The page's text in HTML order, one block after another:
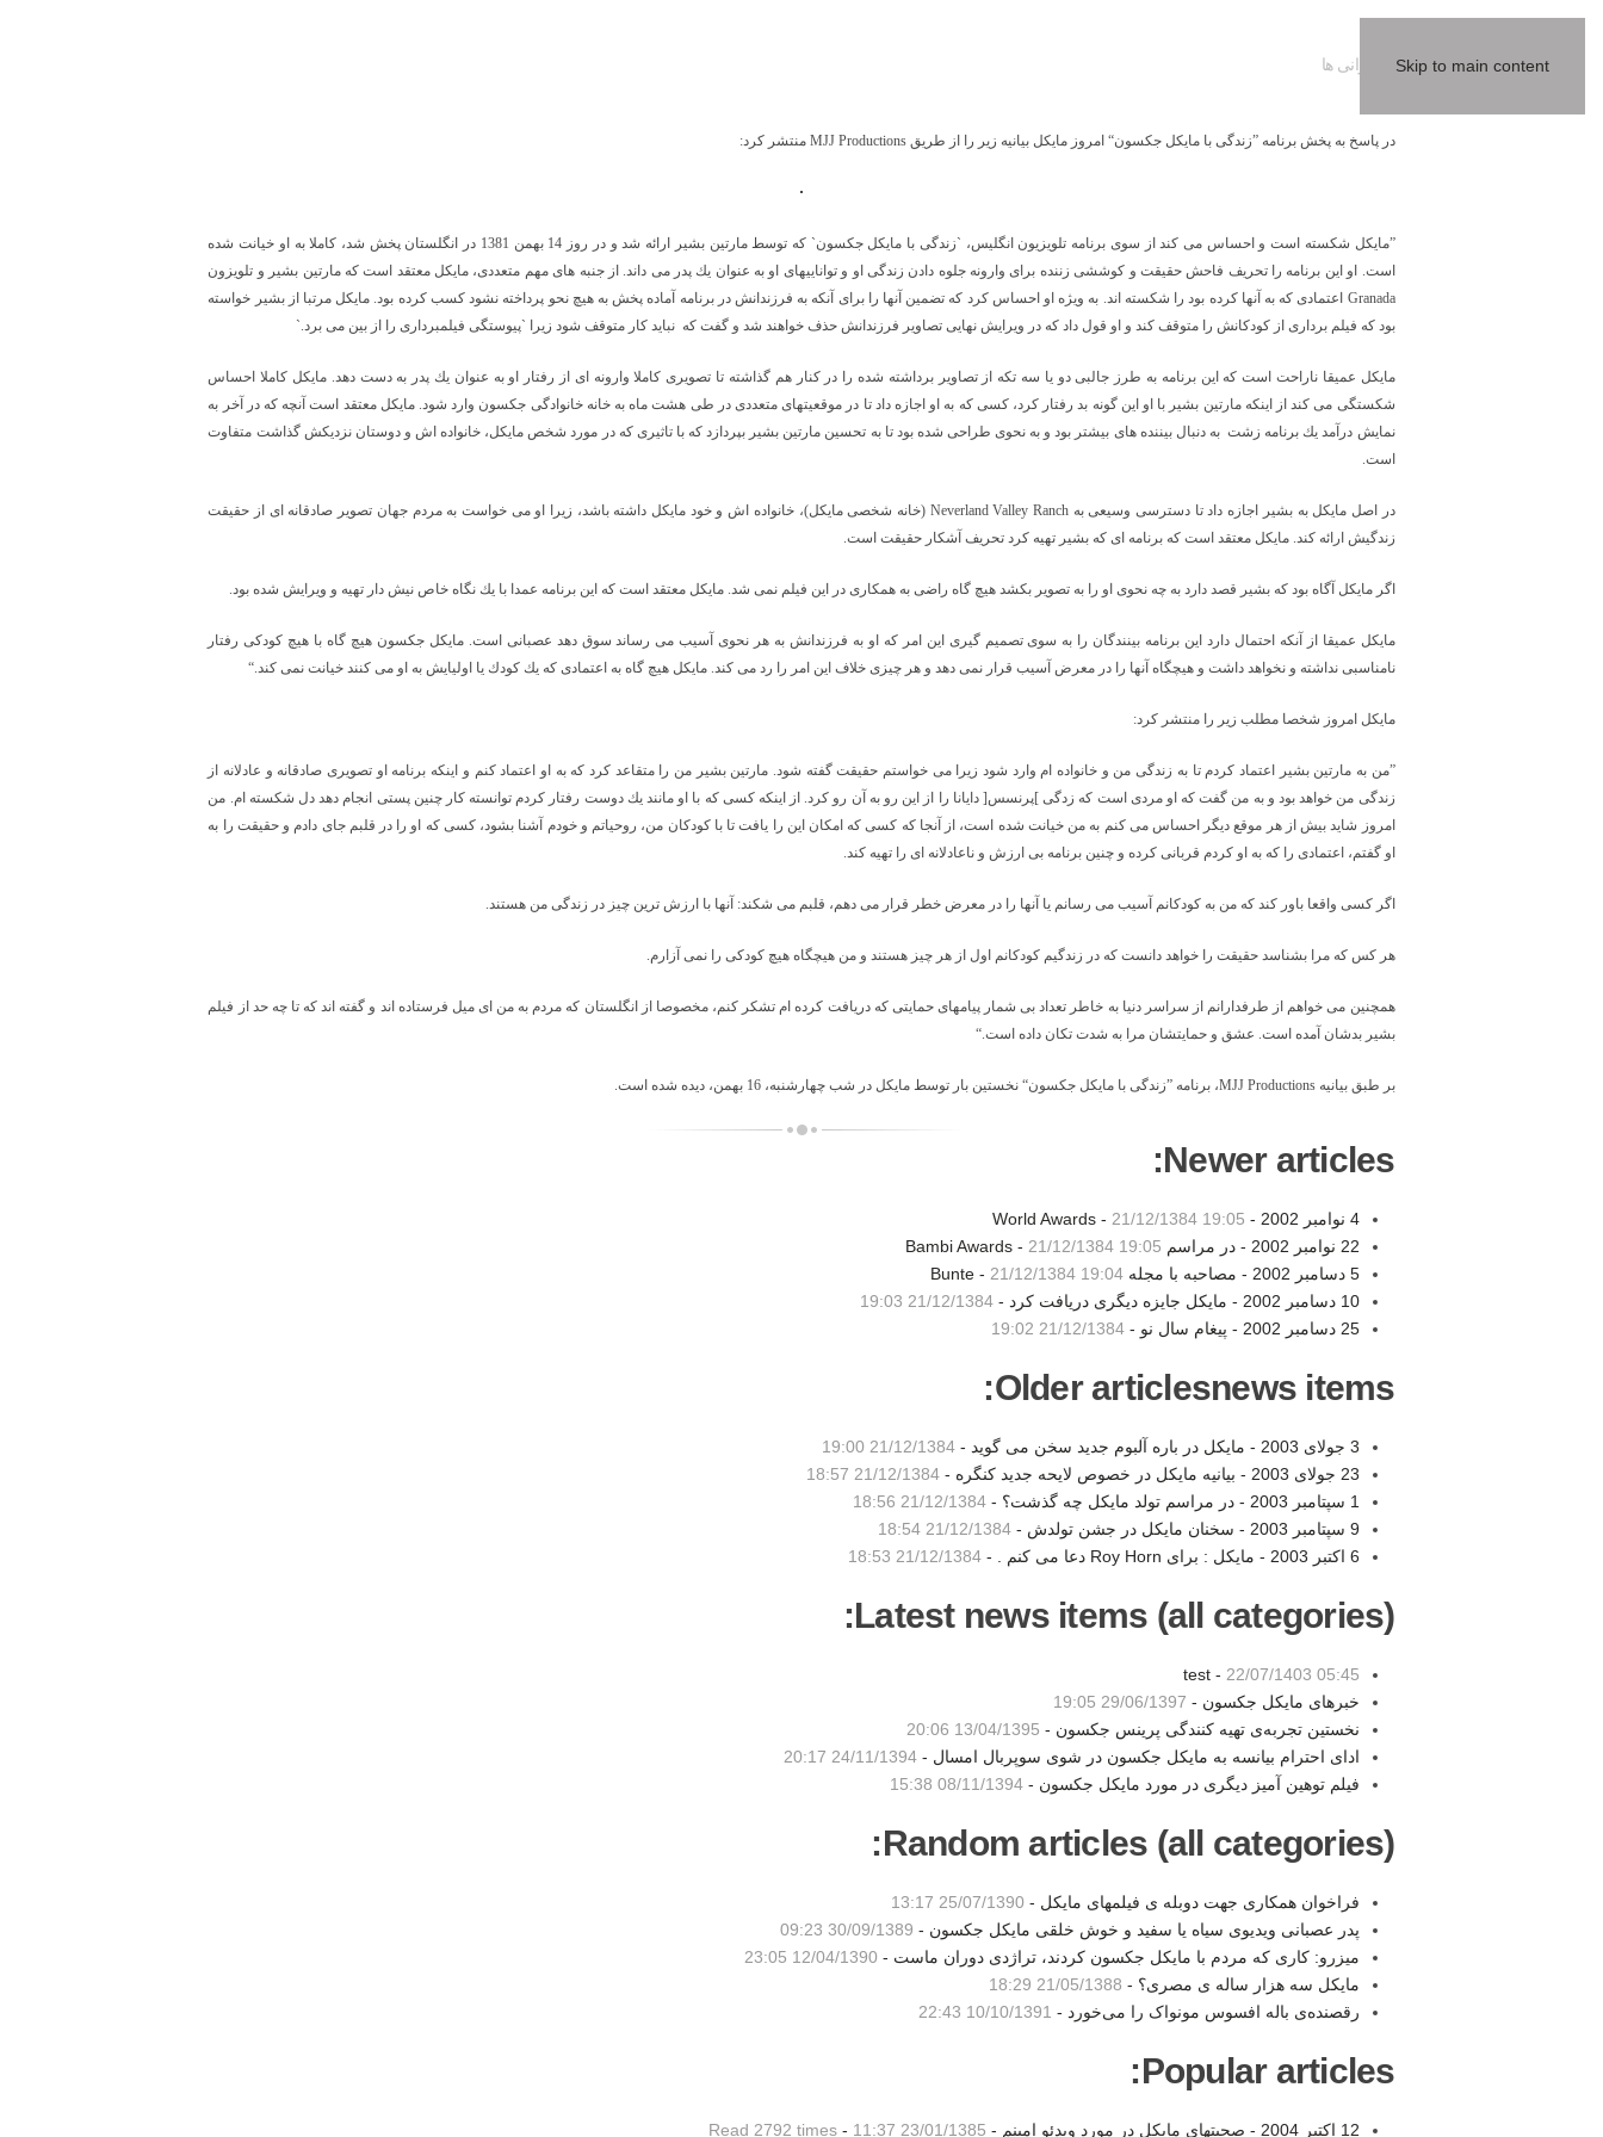
Skip to main content سخنرانی ها
در پاسخ به پخش برنامه ”زندگی با مايكل جكسون“ امروز مايكل بيانيه زير را از طريقMJJ Productions منتشر كرد:
”مايكل شكسته است و احساس می كند از سوی برنامه تلويزيون انگليس، `زندگی با مايكل جكسون`
كه توسط مارتين بشير ارائه شد و در روز 14 بهمن 1381 در انگلستان پخش شد، كاملا به او خيانت شده
است. او اين برنامه را تحريف فاحش حقيقت و كوششی زننده برای وارونه جلوه دادن زندگی او و تواناييهای او به عنوان يك پدر می داند. از جنبه های مهم متعددی، مايكل معتقد است كه مارتين بشير و تلويزون
Granada اعتمادی كه به آنها كرده بود را شكسته اند. به ويژه او احساس كرد كه تضمين آنها را برای آنكه به فرزندانش در برنامه آماده پخش به هيچ نحو پرداخته نشود كسب كرده بود. مايكل مرتبا از بشير خواسته
بود كه فيلم برداری از كودكانش را متوقف كند و او قول داد كه در ويرايش نهايی تصاوير فرزندانش حذف خواهند شد و گفت كه نبايد كار متوقف شود زيرا `پيوستگی فيلمبرداری را از بين می برد.`
مايكل عميقا ناراحت است كه اين برنامه به طرز جالبی دو يا سه تكه از تصاوير برداشته شده را در كنار هم گذاشته تا تصويری كاملا وارونه ای از رفتار او به عنوان يك پدر به دست دهد. مايكل كاملا احساس
شكستگی می كند از اينكه مارتين بشير با او اين گونه بد رفتار كرد، كسی كه به او اجازه داد تا در موقعيتهای متعددی در طی هشت ماه به خانه خانوادگی جكسون وارد شود. مايكل معتقد است آنچه كه در آخر به
نمايش درآمد يك برنامه زشت به دنبال بيننده های بيشتر بود و به نحوی طراحی شده بود تا به تحسين مارتين بشير بپردازد كه با تاثيری كه در مورد شخص مايكل، خانواده اش و دوستان نزديكش گذاشت متفاوت
است.
در اصل مايكل به بشير اجازه داد تا دسترسی وسيعی به Neverland Valley Ranch (خانه شخصی مايكل)، خانواده اش و خود مايكل داشته باشد، زيرا او می خواست به مردم جهان تصوير صادقانه ای از حقيقت
زندگيش ارائه كند. مايكل معتقد است كه برنامه ای كه بشير تهيه كرد تحريف آشكار حقيقت است.
اگر مايكل آگاه بود كه بشير قصد دارد به چه نحوی او را به تصوير بكشد هيچ گاه راضی به همكاری در اين فيلم نمی شد. مايكل معتقد است كه اين برنامه عمدا با يك نگاه خاص نيش دار تهيه و ويرايش شده بود.
مايكل عميقا از آنكه احتمال دارد اين برنامه بينندگان را به سوی تصميم گيری اين امر كه او به فرزندانش به هر نحوی آسيب می رساند سوق دهد عصبانی است. مايكل جكسون هيچ گاه با هيچ كودكی رفتار
نامناسبی نداشته و نخواهد داشت و هيچگاه آنها را در معرض آسيب قرار نمی دهد و هر چيزی خلاف اين امر را رد می كند. مايكل هيچ گاه به اعتمادی كه يك كودك يا اوليايش به او می كنند خيانت نمی كند.“
مايكل امروز شخصا مطلب زير را منتشر كرد:
”من به مارتين بشير اعتماد كردم تا به زندگی من و خانواده ام وارد شود زيرا می خواستم حقيقت گفته شود. مارتين بشير من را متقاعد كرد كه به او اعتماد كنم و اينكه برنامه او تصويری صادقانه و عادلانه از
زندگی من خواهد بود و به من گفت كه او مردی است كه زدگی ]پرنسس[ دايانا را از اين رو به آن رو كرد. از اينكه كسی كه با او مانند يك دوست رفتار كردم توانسته كار چنين پستی انجام دهد دل شكسته ام. من
امروز شايد بيش از هر موقع ديگر احساس می كنم به من خيانت شده است، از آنجا كه كسی كه امكان اين را يافت تا با كودكان من، روحياتم و خودم آشنا بشود، كسی كه او را در قلبم جای دادم و حقيقت را به
او گفتم، اعتمادی را كه به او كردم قربانی كرده و چنين برنامه بی ارزش و ناعادلانه ای را تهيه كند.
اگر كسی واقعا باور كند كه من به كودكانم آسيب می رسانم يا آنها را در معرض خطر قرار می دهم، قلبم می شكند: آنها با ارزش ترين چيز در زندگی من هستند.
هر كس كه مرا بشناسد حقيقت را خواهد دانست كه در زندگيم كودكانم اول از هر چيز هستند و من هيچگاه هيچ كودكی را نمی آزارم.
همچنين می خواهم از طرفدارانم از سراسر دنيا به خاطر تعداد بی شمار پيامهای حمايتی كه دريافت كرده ام تشكر كنم، مخصوصا از انگلستان كه مردم به من ای ميل فرستاده اند و گفته اند كه تا چه حد از فيلم
بشير بدشان آمده است. عشق و حمايتشان مرا به شدت تكان داده است.“
بر طبق بيانيهMJJ Productions، برنامه ”زندگی با مايكل جكسون“ نخستين بار توسط مايكل در شب چهارشنبه، 16 بهمن، ديده شده است.
Newer articles:
4 نوامبر 2002 - World Awards -
21/12/1384 19:05
22 نوامبر 2002 - در مراسم Bambi Awards -
21/12/1384 19:05
5 دسامبر 2002 - مصاحبه با مجله Bunte -
21/12/1384 19:04
10 دسامبر 2002 - مایکل جایزه دیگری دریافت کرد -
21/12/1384 19:03
25 دسامبر 2002 - پيغام سال نو -
21/12/1384 19:02
Older articlesnews items:
3 جولای 2003 - مايکل در باره آلبوم جديد سخن می گويد -
21/12/1384 19:00
23 جولای 2003 - بيانيه مايکل در خصوص لايحه جديد کنگره -
21/12/1384 18:57
1 سپتامبر 2003 - در مراسم تولد مايکل چه گذشت؟ -
21/12/1384 18:56
9 سپتامبر 2003 - سخنان مايکل در جشن تولدش -
21/12/1384 18:54
6 اکتبر 2003 - مایکل : برای Roy Horn دعا می کنم . -
21/12/1384 18:53
Latest news items (all categories):
test - 22/07/1403 05:45
خبرهای مایکل جکسون - 29/06/1397 19:05
نخستین تجربه‌ی تهیه کنندگی پرینس جکسون - 13/04/1395 20:06
ادای احترام بیانسه به مایکل جکسون در شوی سوپربال امسال -24/11/1394 20:17
فیلم توهین آمیز دیگری در مورد مایکل جکسون -08/11/1394 15:38
Random articles (all categories):
فراخوان همکاری جهت دوبله ی فیلمهای مایکل - 25/07/1390 13:17
پدر عصبانی ویدیوی سیاه یا سفید و خوش خلقی مایکل جکسون - 30/09/1389 09:23
میزرو: کاری که مردم با مایکل جکسون کردند، تراژدی دوران ماست - 12/04/1390 23:05
مایکل سه هزار ساله ی مصری؟ - 21/05/1388 18:29
رقصنده‌ی باله افسوس مونواک را می‌خورد - 10/10/1391 22:43
Popular articles:
12 اکتبر 2004 - صحبتهای مایکل در مورد ویدئو امینم - 23/01/1385 11:37
-
Read 2792 times